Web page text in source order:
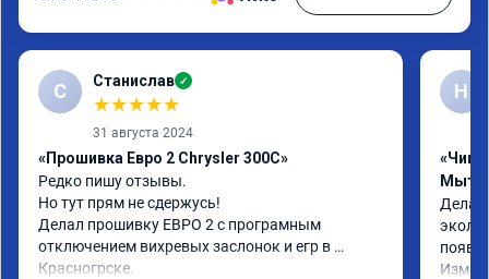
С Станислав ✓
★★★★★
31 августа 2024
«Прошивка Евро 2 Chrysler 300C»
Редко пишу отзывы.
Но тут прям не сдержусь!
Делал прошивку ЕВРО 2 с програмным
отключением вихревых заслонок и егр в
Красногрске.
Н
«Чип
Делал